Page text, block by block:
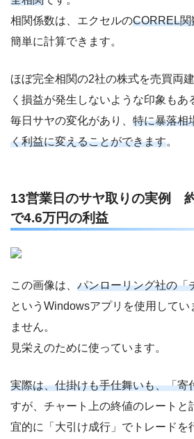
相関係数は、エクセルのCORREL関
簡単に計算できます。
ほぼ完全相関の2社の株式を売買両
く損益が発生しないような印象もあ
毎日サヤの変化があり、 特に暴落相
く利益に変えることができます。
13営業日のサヤ取りの実例
で4.6万円の利益
この画像は、 パンローリング社の「
というWindowsアプリを使用してい
ません。
見栄えのために使っています。
実際は、仕掛けも手仕舞いも、「寄
すが、チャート上の終値のレートと
宜的に「大引け成行」でトレードを